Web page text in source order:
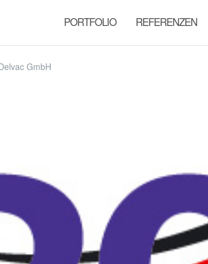
PORTFOLIO REFERENZEN
GmbH